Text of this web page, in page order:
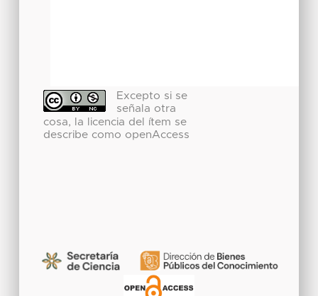
Excepto si se
señala otra
cosa, la licencia del ítem se
describe como openAccess